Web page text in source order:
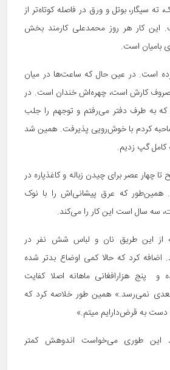
ته سیگار، بوتل و ورق در فاصله کوتاه‌تر از
کار هر روز محمدعلی کارمند بخش
بامیان است.
عمر کرده است. در عین حال که ساعت‌ها در میان
کارش است، چهره‌اش خندان است. در
که به طرف دفتر می‌رفتم و توجهم را جلب
کردم با خوش‌رویی پذیرفت. همین شد
گپ زدیم.
عصر برای چیدن زباله‌ و کاغذپاره‌ در
همین‌طور که عرق پیشانی‌اش را با نوک
سال است این کار را می‌کند.
از این طریق نان و لباس شش نفر در
اضافه کرد که حالا کمی اوضاع بدتر شده
پنج هزارافغانی ماهانه اصلا کفایت
بعدی نمی‌رسد.» همین طور خلاصه کرد که
به قرض‌دارایم میتم.»
این طوری می‌خواست اندوهش کمتر